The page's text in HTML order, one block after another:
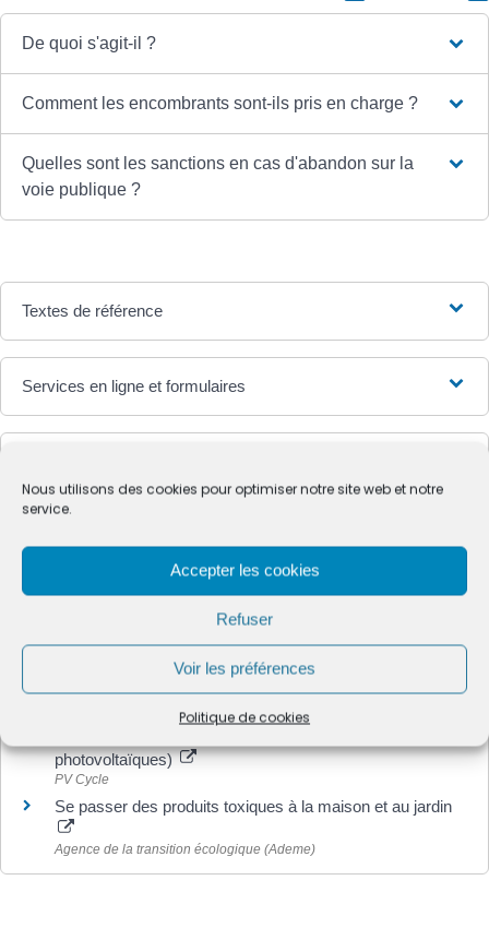
Nous utilisons des cookies pour optimiser notre site web et notre
service.
Accepter les cookies
Refuser
Voir les préférences
Politique de cookies
De quoi s'agit-il ?
Comment les encombrants sont-ils pris en charge ?
Quelles sont les sanctions en cas d'abandon sur la
voie publique ?
Textes de référence
Services en ligne et formulaires
Peut-on brûler des déchets verts dans son
Pour en savoir plus
Quels plastiques sont recyclables ?
Institut national de la consommation (INC)
Que faire de ses déchets : mieux jeter et mieux trier
Agence de la transition écologique (Ademe)
photovoltaïques)
PV Cycle
Se passer des produits toxiques à la maison et au jardin
Agence de la transition écologique (Ademe)